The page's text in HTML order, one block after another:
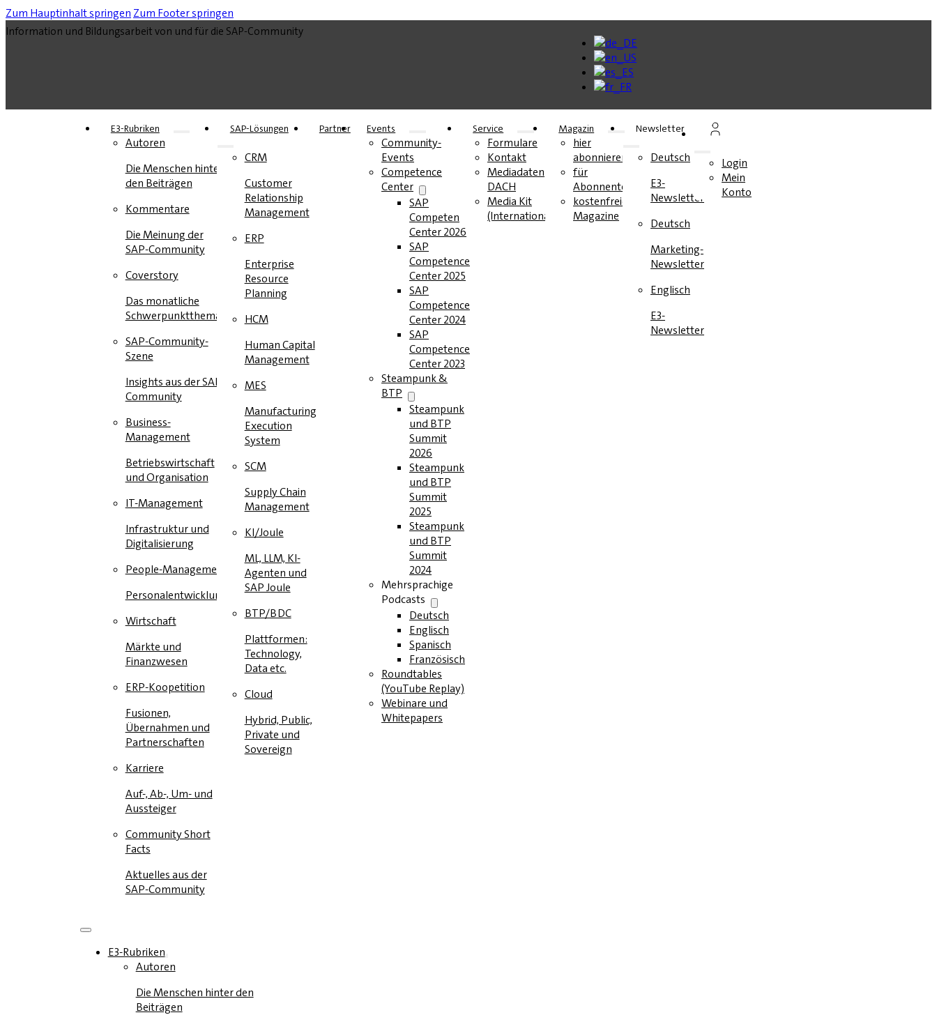
Zum Hauptinhalt springen Zum Footer springen
Information und Bildungsarbeit von und für die SAP-Community
E3-Rubriken
Autoren
Die Menschen hinter
den Beiträgen
Kommentare
Die Meinung der
SAP-Community
Coverstory
Das monatliche
Schwerpunktthema
SAP-Community-
Szene
Insights aus der SAP-
Community
Business-
Management
Betriebswirtschaft
und Organisation
IT-Management
Infrastruktur und
Digitalisierung
People-Management
Personalentwicklung
Wirtschaft
Märkte und
Finanzwesen
ERP-Koopetition
Fusionen,
Übernahmen und
Partnerschaften
Karriere
Auf-, Ab-, Um- und
Aussteiger
Community Short
Facts
Aktuelles aus der
SAP-Community
SAP-Lösungen
CRM
Customer
Relationship
Management
ERP
Enterprise
Resource
Planning
HCM
Human Capital
Management
MES
Manufacturing
Execution
System
SCM
Supply Chain
Management
KI/Joule
ML, LLM, KI-
Agenten und
SAP Joule
BTP/BDC
Plattformen:
Technology,
Data etc.
Cloud
Hybrid, Public,
Private und
Sovereign
Partner Events
Community-
Events
Competence
Center
SAP
Competence
Center 2026
SAP
Competence
Center 2025
SAP
Competence
Center 2024
SAP
Competence
Center 2023
Steampunk &
BTP
Steampunk
und BTP
Summit
2026
Steampunk
und BTP
Summit
2025
Steampunk
und BTP
Summit
2024
Mehrsprachige
Podcasts
Deutsch
Englisch
Spanisch
Französisch
Roundtables
(YouTube Replay)
Webinare und
Whitepapers
Service
Formulare
Kontakt
Mediadaten
DACH
Media Kit
(International)
Magazin
hier
abonnieren
für
Abonnenten
kostenfreie
Magazine
Newsletter
Deutsch
E3-
Newsletter
Deutsch
Marketing-
Newsletter
Englisch
E3-
Newsletter
Login
Mein
Konto
E3-Rubriken
Autoren
Die Menschen hinter den
Beiträgen